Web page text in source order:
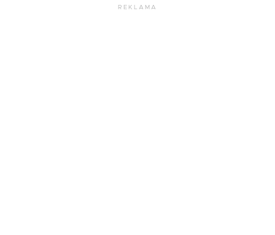
REKLAMA